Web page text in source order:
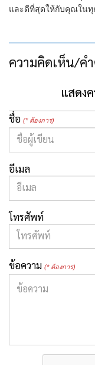
และดีที่สุดให้กับคุณในทุ
ความคิดเห็น/ค
แสดง
ชื่อ (* ต้องการ)
อีเมล
โทรศัพท์
ข้อความ (* ต้องการ)